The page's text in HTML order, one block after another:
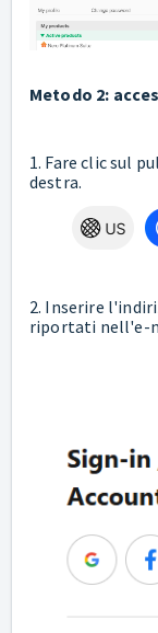
Metodo 2:
1. Fare clic sul
destra.
2. Inserire
riportati nell'e-